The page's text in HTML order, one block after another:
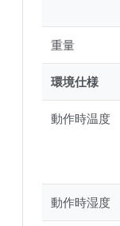
重量
環境仕様
動作時温度
動作時湿度